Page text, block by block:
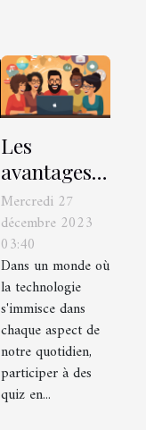
Les
avantages
cognitifs de
participer à
des quiz en
ligne avec
des amis
Mercredi 27
décembre 2023
03:40
Dans un monde où
la technologie
s'immisce dans
chaque aspect de
notre quotidien,
participer à des
quiz en...